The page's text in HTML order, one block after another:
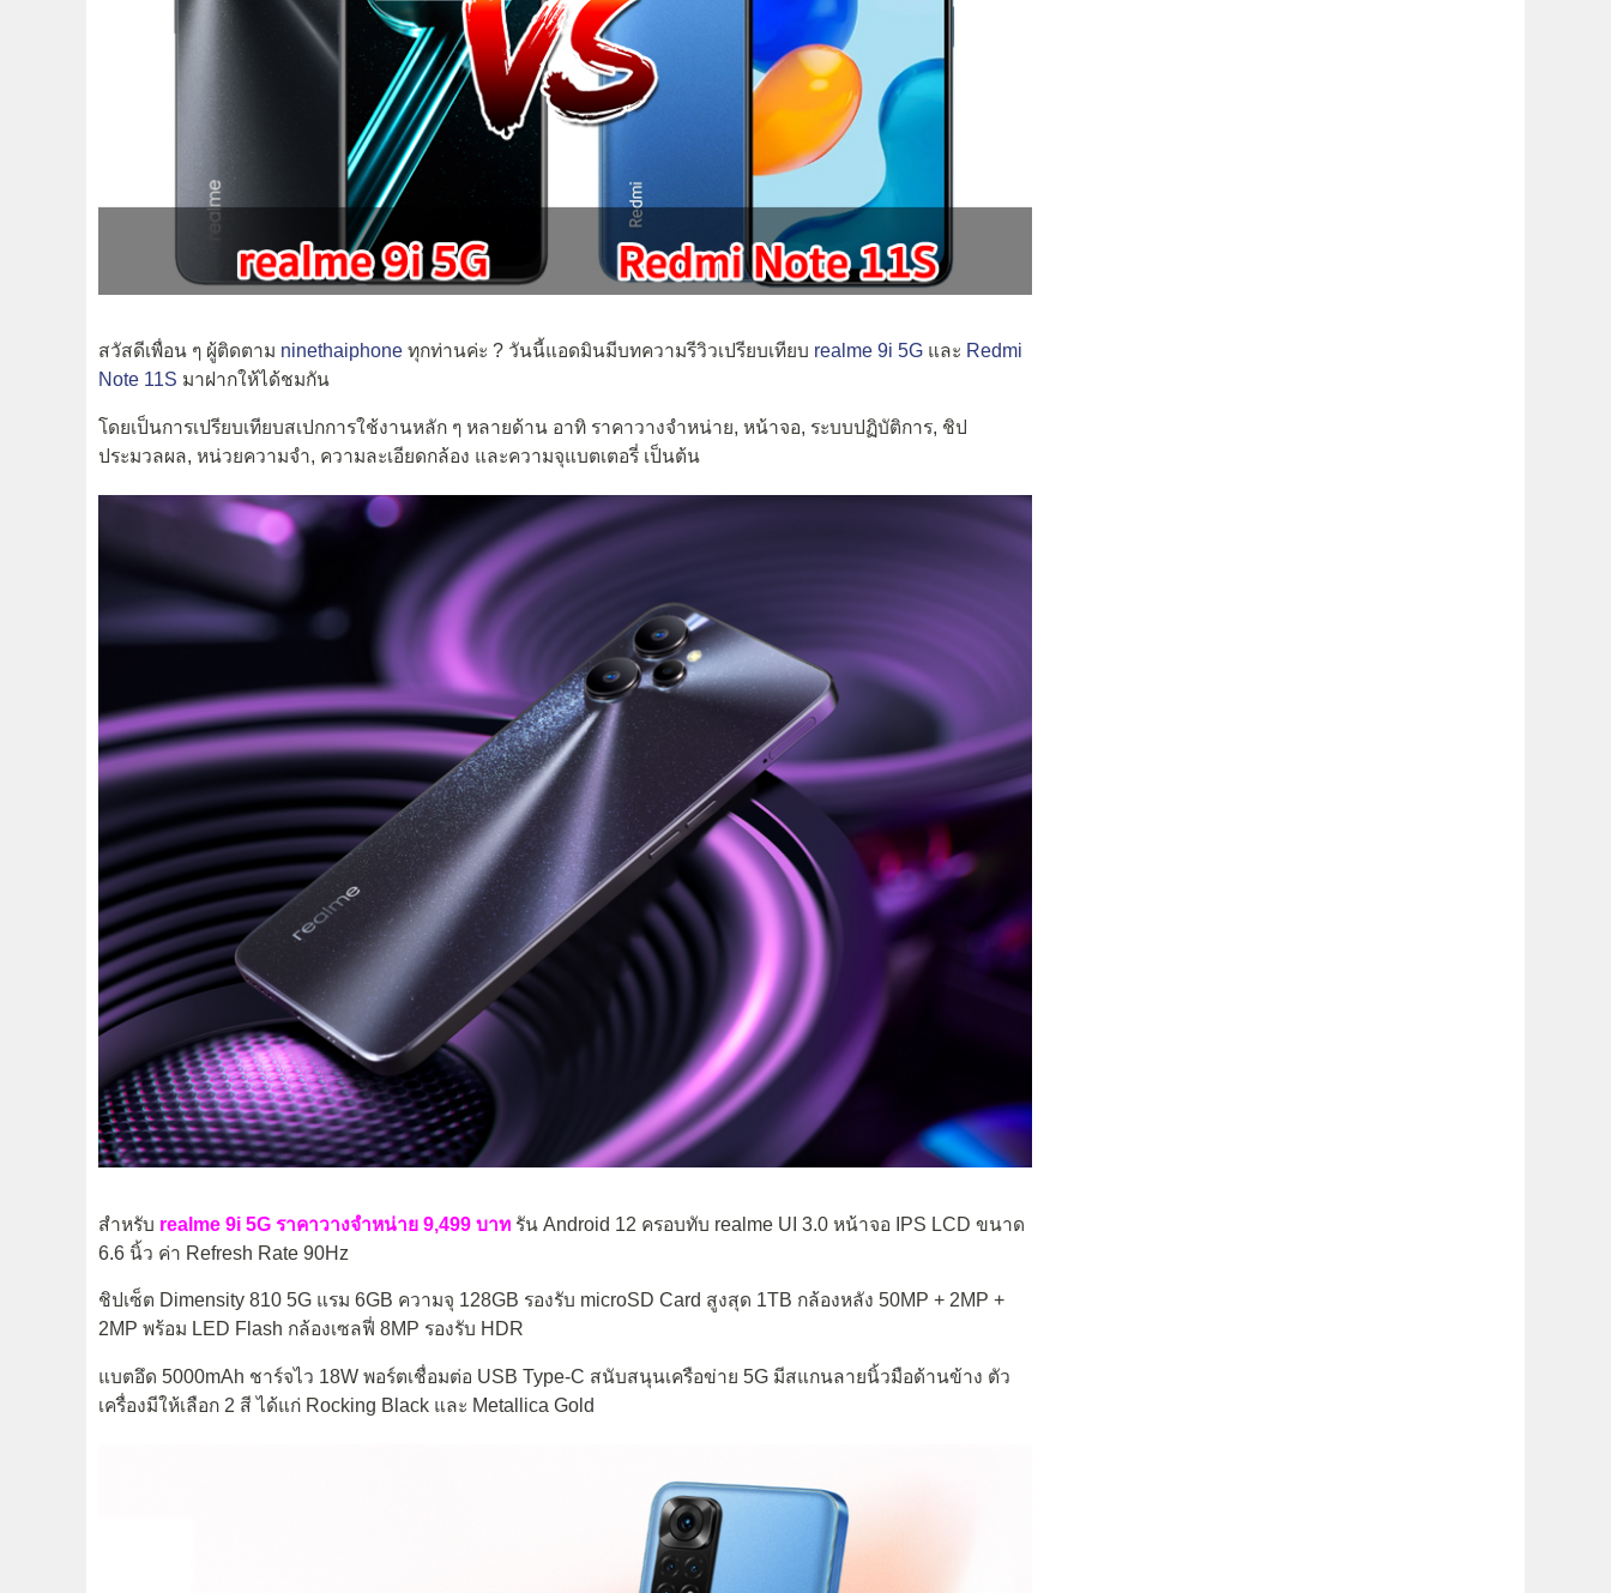
สวัสดีเพื่อน ๆ ผู้ติดตาม ninethaiphone ทุกท่านค่ะ ? วันนี้แอดมินมีบทความรีวิวเปรียบเทียบ realme 9i 5G และ Redmi
Note 11S มาฝากให้ได้ชมกัน
โดยเป็นการเปรียบเทียบสเปกการใช้งานหลัก ๆ หลายด้าน อาทิ ราคาวางจำหน่าย, หน้าจอ, ระบบปฏิบัติการ, ชิป
ประมวลผล, หน่วยความจำ, ความละเอียดกล้อง และความจุแบตเตอรี่ เป็นต้น
สำหรับ realme 9i 5G ราคาวางจำหน่าย 9,499 บาท รัน Android 12 ครอบทับ realme UI 3.0 หน้าจอ IPS LCD ขนาด
6.6 นิ้ว ค่า Refresh Rate 90Hz
ชิปเซ็ต Dimensity 810 5G แรม 6GB ความจุ 128GB รองรับ microSD Card สูงสุด 1TB กล้องหลัง 50MP + 2MP +
2MP พร้อม LED Flash กล้องเซลฟี่ 8MP รองรับ HDR
แบตอึด 5000mAh ชาร์จไว 18W พอร์ตเชื่อมต่อ USB Type-C สนับสนุนเครือข่าย 5G มีสแกนลายนิ้วมือด้านข้าง ตัว
เครื่องมีให้เลือก 2 สี ได้แก่ Rocking Black และ Metallica Gold